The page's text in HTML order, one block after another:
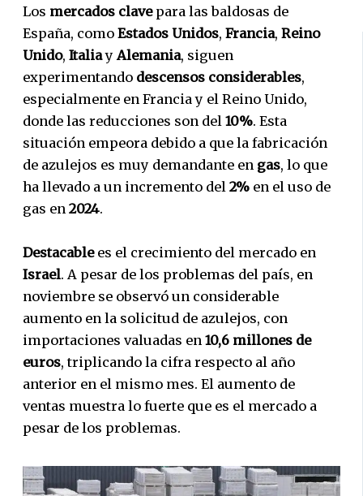
Los mercados clavepara las baldosas de
España, como Estados Unidos, Francia, Reino
Unido, ItaliayAlemania, siguen
experimentando descensos considerables,
especialmente en Francia y el Reino Unido,
donde las reducciones son del 10%. Esta
situación empeora debido a que la fabricación
de azulejos es muy demandante en gas, lo que
ha llevado a un incremento del 2% en el uso de
gas en 2024.
Destacablees el crecimiento del mercado en
Israel. A pesar de los problemas del país, en
noviembre se observó un considerable
aumento en la solicitud de azulejos, con
importaciones valuadas en 10,6 millones de
euros, triplicando la cifra respecto al año
anterior en el mismo mes. El aumento de
ventas muestra lo fuerte que es el mercado a
pesar de los problemas.